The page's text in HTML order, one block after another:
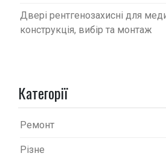
Двері рентгенозахисні для
конструкція, вибір та монтаж
Категорії
Ремонт
Різне